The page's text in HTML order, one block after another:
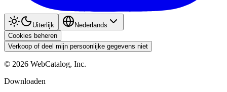
Uiterlijk
Nederlands
Cookies beheren
Verkoop of deel mijn persoonlijke gegevens niet
© 2026 WebCatalog, Inc.
Downloaden